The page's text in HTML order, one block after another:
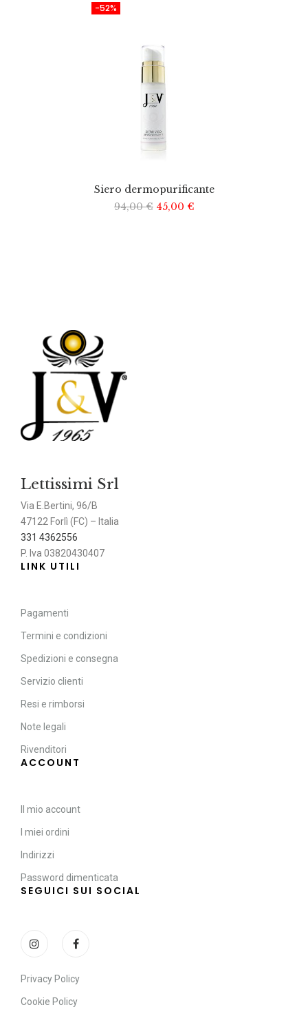
-52%
Siero dermopurificante
94,00€ 45,00 €
Lettissimi Srl
Via E.Bertini, 96/B
47122 Forlì (FC) – Italia
331 4362556
P. Iva 03820430407
LINK UTILI
Pagamenti
Termini e condizioni
Spedizioni e consegna
Servizio clienti
Resi e rimborsi
Note legali
Rivenditori
ACCOUNT
Il mio account
I miei ordini
Indirizzi
Password dimenticata
SEGUICI SUI SOCIAL
Privacy Policy
Cookie Policy